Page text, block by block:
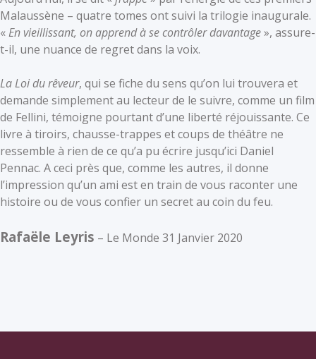
Malaussène – quatre tomes ont suivi la trilogie inaugurale.
«En vieillissant, on apprend à se contrôler davantage», assure-
t-il, une nuance de regret dans la voix.
La Loi du rêveur, qui se fiche du sens qu’on lui trouvera et
demande simplement au lecteur de le suivre, comme un film
de Fellini, témoigne pourtant d’une liberté réjouissante. Ce
livre à tiroirs, chausse-trappes et coups de théâtre ne
ressemble à rien de ce qu’a pu écrire jusqu’ici Daniel
Pennac. A ceci près que, comme les autres, il donne
l’impression qu’un ami est en train de vous raconter une
histoire ou de vous confier un secret au coin du feu.
Rafaële Leyris – Le Monde 31 Janvier 2020